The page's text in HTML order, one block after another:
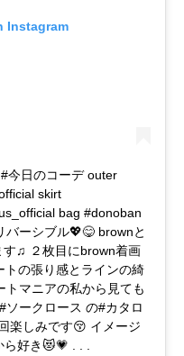
Instagram
今日のコーデ outer
skirt
bag #donoban
ーシブル💖😋 brownと
す♫ ２枚目にbrown着画
トの張り感とラインの綺
トマニアの私から見ても
ークロース の#カタロ
楽しみです😚 イメージ
ら好き😻💗 . . .